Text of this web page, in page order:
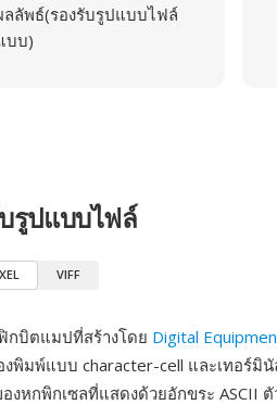
ลลัพธ์(รองรับรูปแบบไฟล์
บบ)
รูปแบบไฟล์
VIFF
กบิตแมปที่สร้างโดย Digital
งพิมพ์แบบ character-cell และเทอร์มิ
หกพิกเซลที่แสดงด้วยอักขระ ASCII ตั